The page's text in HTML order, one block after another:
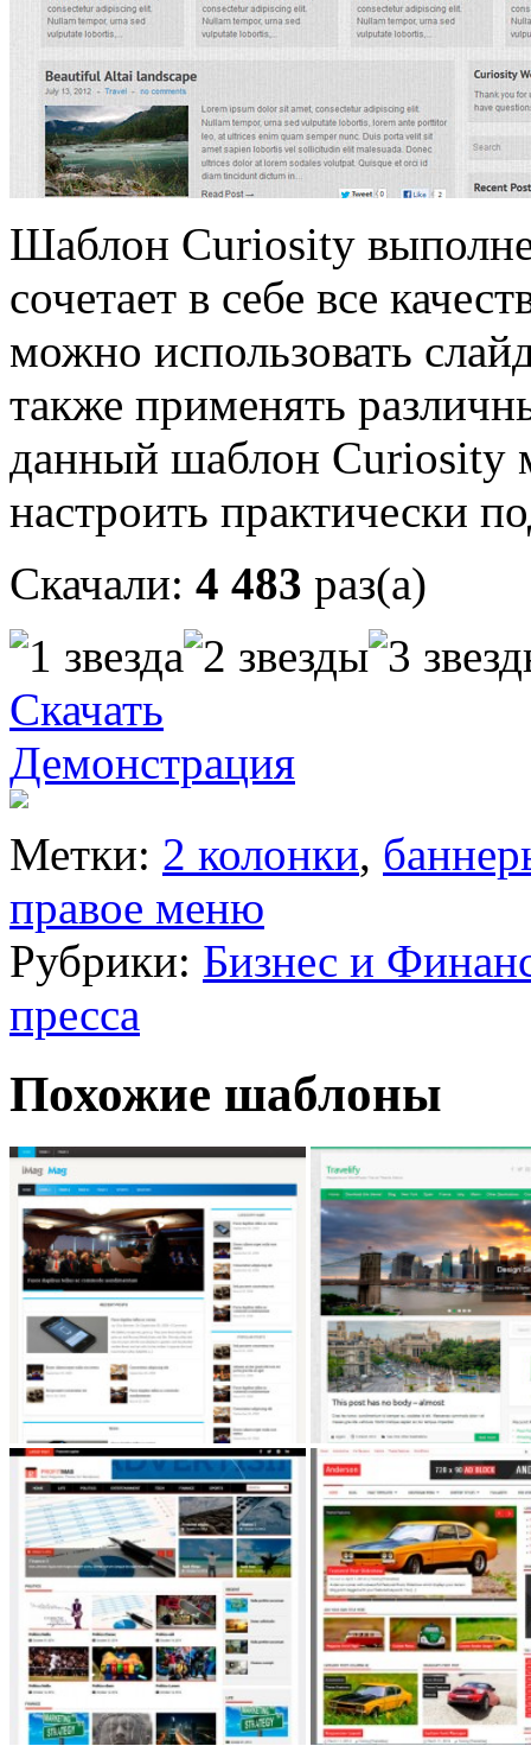
Шаблон Curiosity
сочетает в себе все
можно использовать
также применять
данный шаблон Curiosity
настроить практически
Скачали: 4 483 раз(а)
Скачать
Демонстрация
Метки: 2 колонки,
правое меню
Рубрики: Бизнес и
пресса
Похожие шаблоны